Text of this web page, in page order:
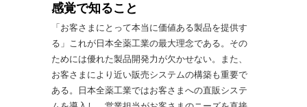
感覚で知ること
「お客さまにとって本当に価値ある製品を提供す
る」これが日本全薬工業の最大理念である。その
ためには優れた製品開発力が欠かせない。また、
お客さまにより近い販売システムの構築も重要で
ある。日本全薬工業ではお客さまへの直販システ